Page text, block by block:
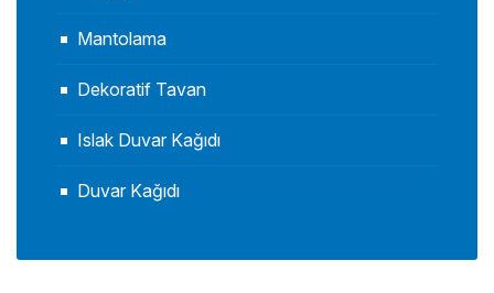
Mantolama
Dekoratif Tavan
Islak Duvar Kağıdı
Duvar Kağıdı